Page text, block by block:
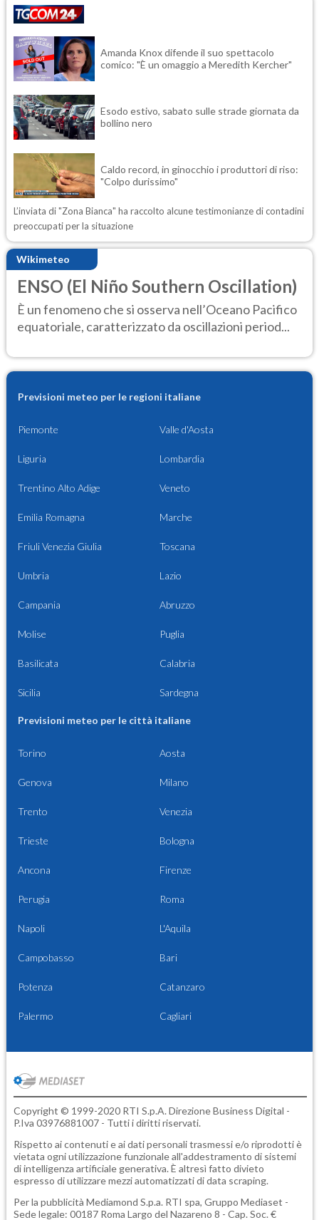
Amanda Knox difende il suo spettacolo
comico: "È un omaggio a Meredith Kercher"
Esodo estivo, sabato sulle strade giornata da
bollino nero
Caldo record, in ginocchio i produttori di riso:
"Colpo durissimo"
L’inviata di "Zona Bianca" ha raccolto alcune testimonianze di contadini
preoccupati per la situazione
Wikimeteo
ENSO (El Niño Southern Oscillation)
È un fenomeno che si osserva nell’Oceano Pacifico
equatoriale, caratterizzato da oscillazioni period...
Previsioni meteo per le regioni italiane
Piemonte Valle d'Aosta
Liguria Lombardia
Trentino Alto Adige Veneto
Emilia Romagna Marche
Friuli Venezia Giulia Toscana
Umbria Lazio
Campania Abruzzo
Molise Puglia
Basilicata Calabria
Sicilia Sardegna
Previsioni meteo per le città italiane
Torino Aosta
Genova Milano
Trento Venezia
Trieste Bologna
Ancona Firenze
Perugia Roma
Napoli L'Aquila
Campobasso Bari
Potenza Catanzaro
Palermo Cagliari
Copyright © 1999-2020 RTI S.p.A. Direzione Business Digital -
P.Iva 03976881007 - Tutti i diritti riservati.
Rispetto ai contenuti e ai dati personali trasmessi e/o riprodotti è
vietata ogni utilizzazione funzionale all'addestramento di sistemi
di intelligenza artificiale generativa. È altresì fatto divieto
espresso di utilizzare mezzi automatizzati di data scraping.
Per la pubblicità Mediamond S.p.a. RTI spa, Gruppo Mediaset -
Sede legale: 00187 Roma Largo del Nazareno 8 - Cap. Soc. €